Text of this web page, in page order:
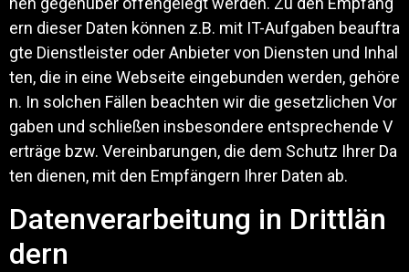
ern dieser Daten können z.B. mit IT-Aufgaben beauftra
gte Dienstleister oder Anbieter von Diensten und Inhal
ten, die in eine Webseite eingebunden werden, gehöre
n. In solchen Fällen beachten wir die gesetzlichen Vor
gaben und schließen insbesondere entsprechende V
erträge bzw. Vereinbarungen, die dem Schutz Ihrer Da
ten dienen, mit den Empfängern Ihrer Daten ab.
Datenverarbeitung in Drittlän
dern